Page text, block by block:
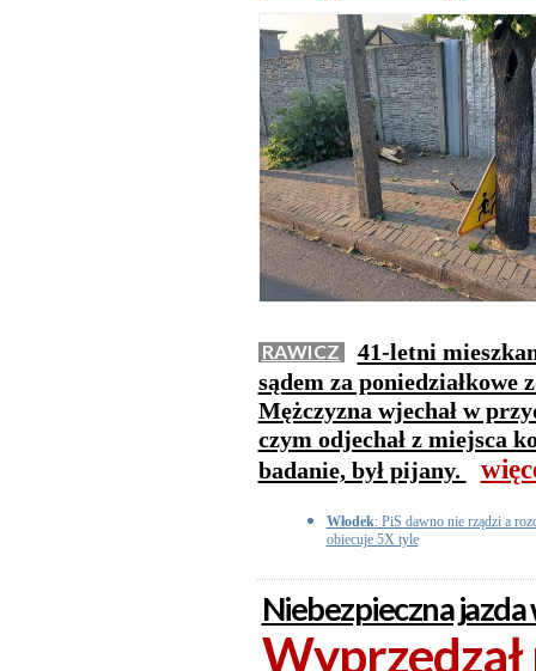
RAWICZ
41-letni
sądem za
Mężczyzna wjechał w
czym odjechał z miejsca
badanie, był pijany.
Włodek: PiS dawno nie rządzi a
obiecuje 5X tyle
Niebezpieczna
Wyprzedzał